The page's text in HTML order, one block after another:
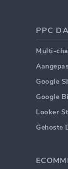
PPC
Multi-
Google
Google
Looker
Gehoste